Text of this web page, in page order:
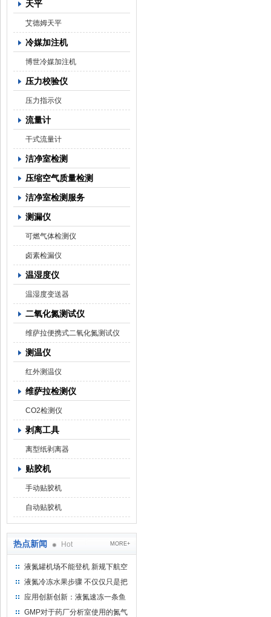
天平
艾德姆天平
冷媒加注机
博世冷媒加注机
压力校验仪
压力指示仪
流量计
干式流量计
洁净室检测
压缩空气质量检测
洁净室检测服务
测漏仪
可燃气体检测仪
卤素检漏仪
温湿度仪
温湿度变送器
二氧化氮测试仪
维萨拉便携式二氧化氮测试仪
测温仪
红外测温仪
维萨拉检测仪
CO2检测仪
剥离工具
离型纸剥离器
贴胶机
手动贴胶机
自动贴胶机
热点新闻 Hot MORE+
液氮罐机场不能登机 新规下航空
运输罐能否上飞机
液氮冷冻水果步骤 不仅仅只是把
水果扔到液氮中
应用创新创新：液氮速冻一条鱼
只需15分钟 保持活鲜一整年
GMP对于药厂分析室使用的氮气